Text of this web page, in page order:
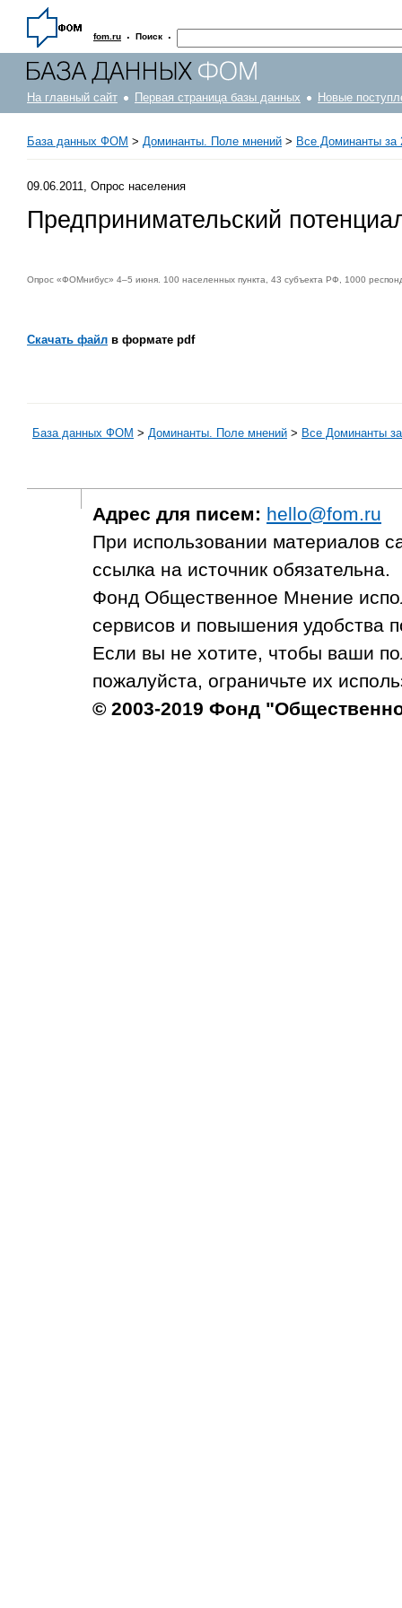
fom.ru · Поиск ·
На главный сайт Первая страница базы данных Новые
База данных ФОМ > Доминанты. Поле мнений > Все Доминанты за
09.06.2011, Опрос населения
Предпринимательский
Опрос «ФОМнибус» 4–5 июня. 100 населенных пункта, 43 субъекта РФ, 1000
Скачать файл в формате pdf
База данных ФОМ > Доминанты. Поле мнений > Все Доминанты
Адрес для писем: hello@fom.ru
При использовании материалов
ссылка на источник обязательна.
Фонд Общественное Мнение
сервисов и повышения удобства
Если вы не хотите, чтобы ваши
пожалуйста, ограничьте их
© 2003-2019 Фонд